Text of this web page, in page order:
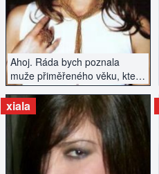
Ahoj. Ráda bych poznala
muže přiměřeného věku, který
by se chtěl vážně seznámit.
Nehledám hned manžela, ale
spíše vážný vztah ano.
xiala